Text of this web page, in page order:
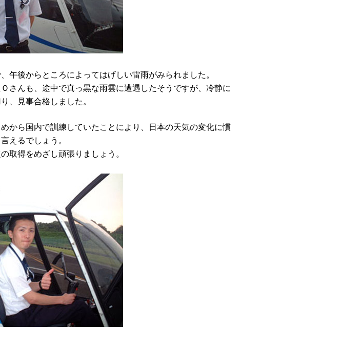
午後からところによってはげしい雷雨がみられました。
さんも、途中で真っ黒な雨雲に遭遇したそうですが、冷静に
、見事合格しました。
から国内で訓練していたことにより、日本の天気の変化に慣
えるでしょう。
取得をめざし頑張りましょう。